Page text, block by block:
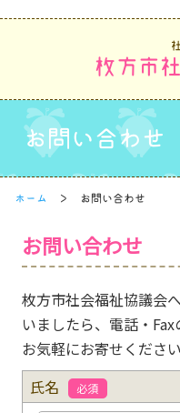
枚方市
お問い合わせ
ホーム お問い合わせ
お問い合わせ
枚方市社会福祉協議会
いましたら、電話・
お気軽にお寄せください
氏名
必須